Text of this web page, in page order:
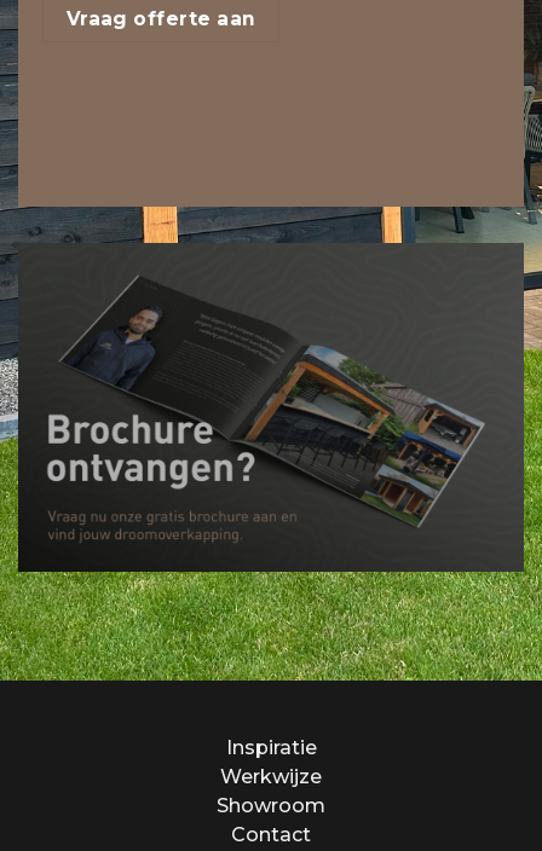
Vraag offerte aan
Inspiratie
Werkwijze
Showroom
Contact